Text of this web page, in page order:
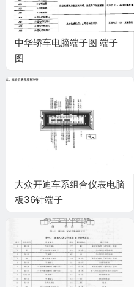
中华轿车电脑端子图 端子
图
大众开迪车系组合仪表电脑
板36针端子